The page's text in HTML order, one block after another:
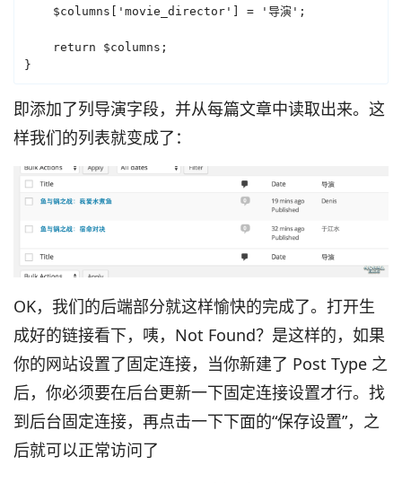
}
即添加了列导演字段，并从每篇文章中读取出来。这
样我们的列表就变成了：
OK，我们的后端部分就这样愉快的完成了。打开生
成好的链接看下，咦，Not Found？是这样的，如果
你的网站设置了固定连接，当你新建了 Post Type 之
后，你必须要在后台更新一下固定连接设置才行。找
到后台固定连接，再点击一下下面的“保存设置”，之
后就可以正常访问了